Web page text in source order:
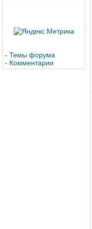
- Темы форума
- Комментарии